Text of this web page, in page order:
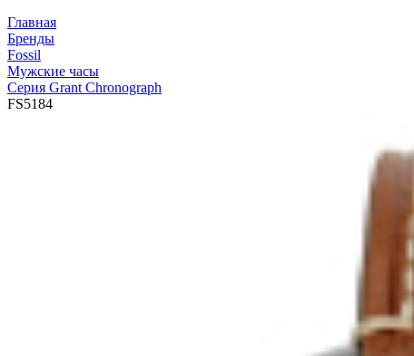
Главная
Бренды
Fossil
Мужские часы
Серия Grant Chronograph
FS5184